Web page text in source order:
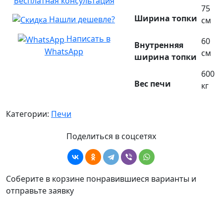
Нашли дешевле?
Написать в
WhatsApp
Ширина топки
75
см
Внутренняя
ширина топки
60
см
Вес печи
600
кг
Категории: Печи
Поделиться в соцсетях
Соберите в корзине понравившиеся варианты и
отправьте заявку